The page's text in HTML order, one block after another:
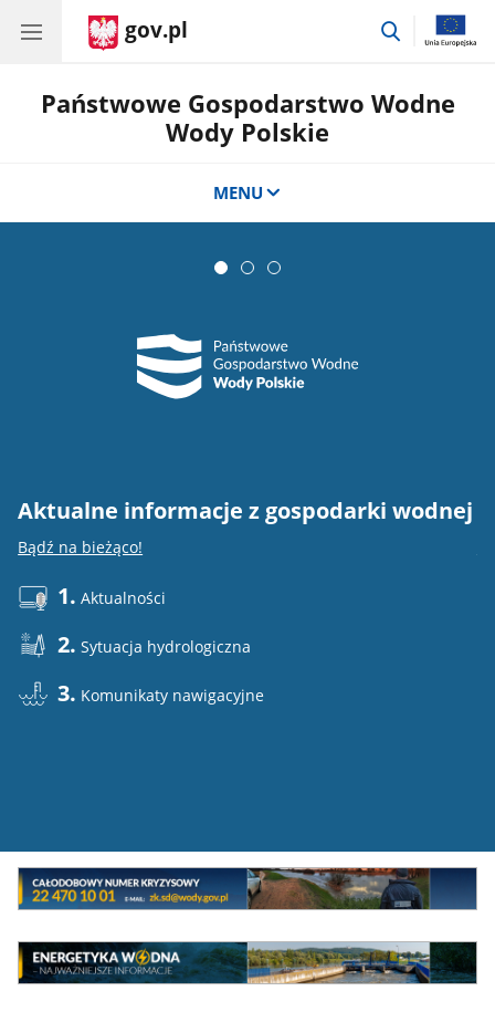
gov.pl
przejdź
Państwowe Gospodarstwo Wodne
Wody Polskie
MENU
Aktualne informacje z gospodarki wodnej
Bądź na bieżąco!
1. Aktualności
2. Sytuacja hydrologiczna
3. Komunikaty nawigacyjne
Mini
baner
numer
kryzysowy
MEW
Energetyka